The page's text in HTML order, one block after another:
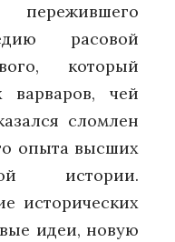
расовой
который
варваров, чей
сломлен
опыта высших
истории.
исторических
идеи, новую